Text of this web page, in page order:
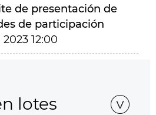
de presentación de
de participación
12:00
lotes